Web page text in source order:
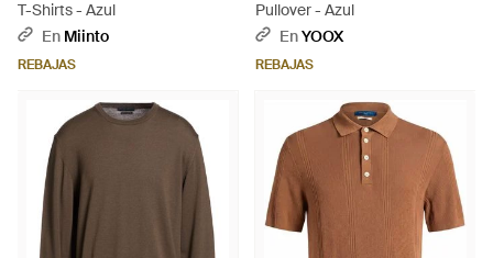
T-Shirts - Azul
En Miinto
REBAJAS
Pullover - Azul
EnYOOX
REBAJAS